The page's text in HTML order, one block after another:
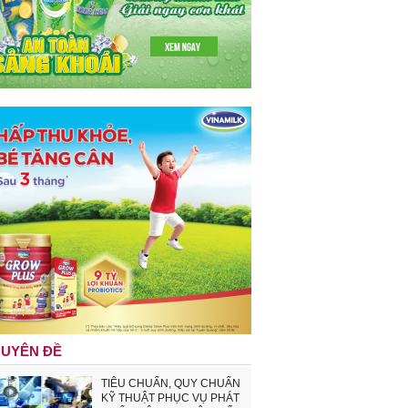
ĐỀ
TIÊU CHUẨN, QUY CHUẨN
KỸ THUẬT PHỤC VỤ PHÁT